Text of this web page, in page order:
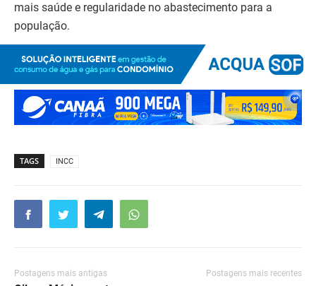
mais saúde e regularidade no abastecimento para a
população.
TAGS INCC
Postagens mais antigas Postagens mais recentes